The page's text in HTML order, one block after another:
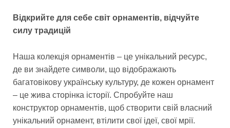
Відкрийте для себе світ орнаментів, відчуйте
силу традицій
Наша колекція орнаментів – це унікальний ресурс,
де ви знайдете символи, що відображають
багатовікову українську культуру, де кожен орнамент
– це жива сторінка історії. Спробуйте наш
конструктор орнаментів, щоб створити свій власний
унікальний орнамент, втілити свої ідеї, свої мрії.